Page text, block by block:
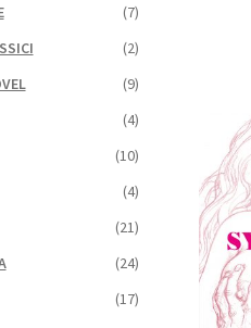
(7)
(2)
(9)
(4)
(10)
(4)
(21)
(24)
(17)